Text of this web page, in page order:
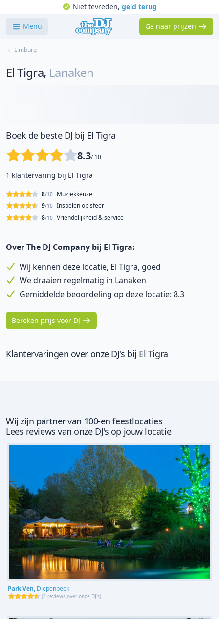
Niet tevreden, geld terug
Menu Ga naar prijzen
Limburg
El Tigra, Lanaken
Boek de beste DJ bij El Tigra
8.3/ 10
1 klantervaring bij El Tigra
Muziekkeuze
8/10
Inspelen op sfeer
9/10
Vriendelijkheid & service
8/10
Over The DJ Company bij El Tigra:
Wij kennen deze locatie, El Tigra, goed
We draaien regelmatig in Lanaken
Gemiddelde beoordeling op deze locatie: 8.3
Bereken prijs voor DJ
Klantervaringen over onze DJ's bij El Tigra
Wij zijn partner van 100-en feestlocaties
Lees reviews van onze DJ's op jouw locatie
Park Ven, Diepenbeek
(3 reviews over onze DJ's)